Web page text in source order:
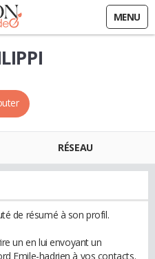
MENU
RÉSEAU
de résumé à son profil.
un en lui envoyant un
Emile-hadrien à vos contacts.